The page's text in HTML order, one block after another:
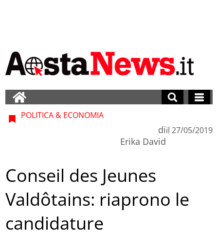
POLITICA & ECONOMIA
di
Erika David
il 27/05/2019
Conseil des Jeunes
Valdôtains: riaprono le
candidature